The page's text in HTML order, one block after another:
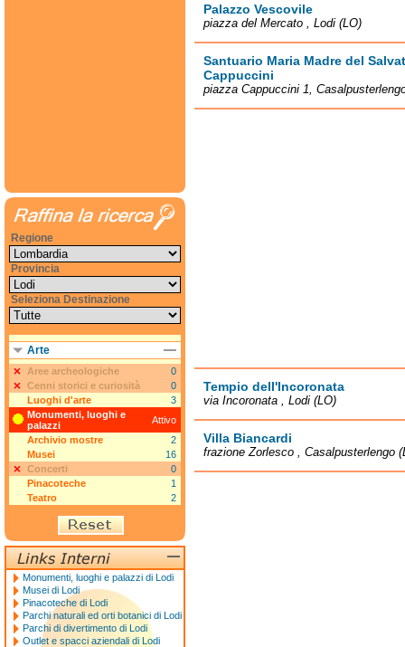
Palazzo Vescovile
piazza del Mercato , Lodi (LO)
Santuario Maria Madre del
Cappuccini
piazza Cappuccini 1,
Tempio dell'Incoronata
via Incoronata , Lodi (LO)
Villa Biancardi
frazione Zorlesco , Casalpusterlengo
Regione
Provincia
Seleziona Destinazione
Arte
Aree archeologiche
0
Cenni storici e curiosità
0
Luoghi d'arte
3
Monumenti, luoghi e
palazzi
Attivo
Archivio mostre
2
Musei
16
Concerti
0
Pinacoteche
1
Teatro
2
Monumenti, luoghi e palazzi di Lodi
Musei di Lodi
Pinacoteche di Lodi
Parchi naturali ed orti botanici di Lodi
Parchi di divertimento di Lodi
Outlet e spacci aziendali di Lodi